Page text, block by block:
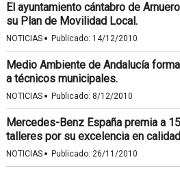
El ayuntamiento cántabro de
su Plan de Movilidad Local.
NOTICIAS · Publicado: 14/12/2010
Medio Ambiente de Andalucía
a técnicos municipales.
NOTICIAS · Publicado: 8/12/2010
Mercedes-Benz España premia a
talleres por su excelencia en
NOTICIAS · Publicado: 26/11/2010